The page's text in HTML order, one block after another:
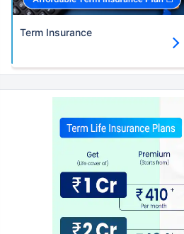
Term Insurance